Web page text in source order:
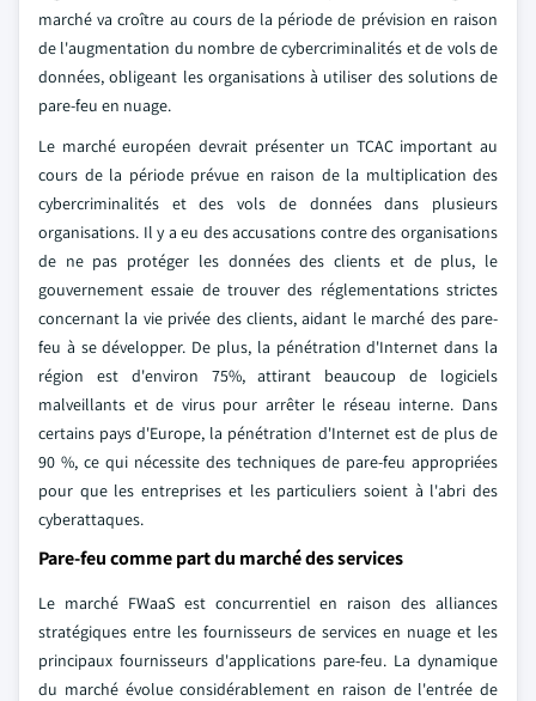
marché va croître au cours de la période de prévision en raison
de l'augmentation du nombre de cybercriminalités et de vols de
données, obligeant les organisations à utiliser des solutions de
pare-feu en nuage.
Le marché européen devrait présenter un TCAC important au
cours de la période prévue en raison de la multiplication des
cybercriminalités et des vols de données dans plusieurs
organisations. Il y a eu des accusations contre des organisations
de ne pas protéger les données des clients et de plus, le
gouvernement essaie de trouver des réglementations strictes
concernant la vie privée des clients, aidant le marché des pare-
feu à se développer. De plus, la pénétration d'Internet dans la
région est d'environ 75%, attirant beaucoup de logiciels
malveillants et de virus pour arrêter le réseau interne. Dans
certains pays d'Europe, la pénétration d'Internet est de plus de
90 %, ce qui nécessite des techniques de pare-feu appropriées
pour que les entreprises et les particuliers soient à l'abri des
cyberattaques.
Pare-feu comme part du marché des services
Le marché FWaaS est concurrentiel en raison des alliances
stratégiques entre les fournisseurs de services en nuage et les
principaux fournisseurs d'applications pare-feu. La dynamique
du marché évolue considérablement en raison de l'entrée de